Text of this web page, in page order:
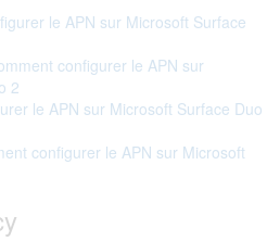
le APN sur Microsoft Surface
configurer le APN sur
2
le APN sur Microsoft Surface Duo
configurer le APN sur Microsoft